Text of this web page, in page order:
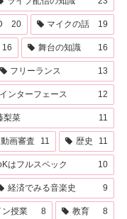
20 マイクの話 19
16 舞台の知識 16
フリーランス 13
ンターフェース 12
梨菜 11
画審査 11 歴史 11
はフルスペック 10
経済でみる音楽史 9
ン授業 8 教育 8